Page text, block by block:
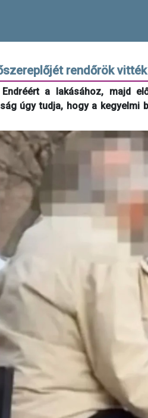
rendőrök
a lakásához, majd
úgy tudja, hogy a